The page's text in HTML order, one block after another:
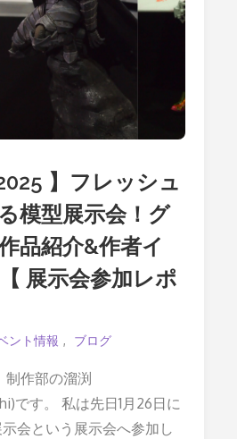
】フレッシュ
模型展示会！グ
品紹介&作者イ
展示会参加レポ
ント情報 ブログ
作部の溜渕
です。 私は先日1月26日に
会という展示会へ参加し